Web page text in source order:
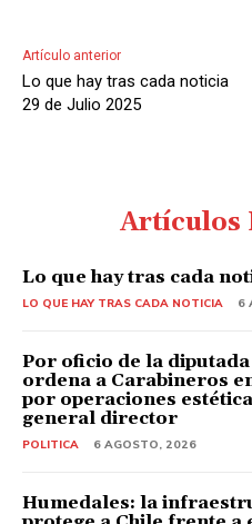
u
d
Artículo anterior
Lo que hay tras cada noticia
29 de Julio 2025
Artículos
Lo que hay tras cada
LO QUE HAY TRAS CADA NOTICIA 6
Por oficio de la
ordena a Carabineros
por operaciones
general director
POLITICA 6 AGOSTO, 2026
Humedales: la